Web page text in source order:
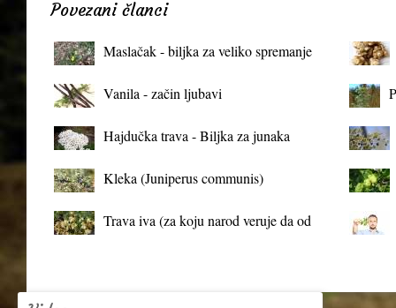
Povezani članci
Maslačak - biljka za veliko spremanje
Vanila - začin ljubavi
Hajdučka trava - Biljka za junaka
Kleka (Juniperus communis)
Trava iva (za koju narod veruje da od